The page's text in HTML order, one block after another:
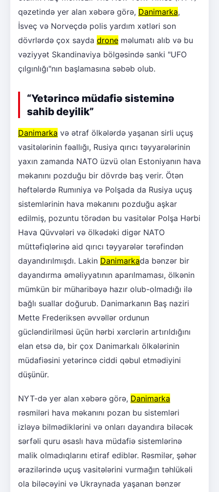
qəzetində yer alan xəbərə görə, Danimarka,
İsveç və Norveçdə polis yardım xətləri son
dövrlərdə çox sayda drone məlumatı alıb və bu
vəziyyət Skandinaviya bölgəsində sanki "UFO
çılgınlığı"nın başlamasına səbəb olub.
“Yetərincə müdafiə sisteminə
sahib deyilik”
Danimarka və ətraf ölkələrdə yaşanan sirli uçuş
vasitələrinin fəallığı, Rusiya qırıcı təyyarələrinin
yaxın zamanda NATO üzvü olan Estoniyanın hava
məkanını pozduğu bir dövrdə baş verir. Ötən
həftələrdə Rumıniya və Polşada da Rusiya uçuş
sistemlərinin hava məkanını pozduğu aşkar
edilmiş, pozuntu törədən bu vasitələr Polşa Hərbi
Hava Qüvvələri və ölkədəki digər NATO
müttəfiqlərinə aid qırıcı təyyarələr tərəfindən
dayandırılmışdı. Lakin Danimarkada bənzər bir
dayandırma əməliyyatının aparılmaması, ölkənin
mümkün bir müharibəyə hazır olub-olmadığı ilə
bağlı suallar doğurub. Danimarkanın Baş naziri
Mette Frederiksen əvvəllər ordunun
gücləndirilməsi üçün hərbi xərclərin artırıldığını
elan etsə də, bir çox Danimarkalı ölkələrinin
müdafiəsini yetərincə ciddi qəbul etmədiyini
düşünür.
NYT-də yer alan xəbərə görə, Danimarka
rəsmiləri hava məkanını pozan bu sistemləri
izləyə bilmədiklərini və onları dayandıra biləcək
sərfəli quru əsaslı hava müdafiə sistemlərinə
malik olmadıqlarını etiraf ediblər. Rəsmilər, şəhər
ərazilərində uçuş vasitələrini vurmağın təhlükəli
ola biləcəyini və Ukraynada yaşanan bənzər